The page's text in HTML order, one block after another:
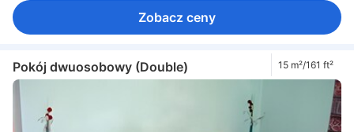
Zobacz ceny
Pokój dwuosobowy (Double) 15 m²/161 ft²